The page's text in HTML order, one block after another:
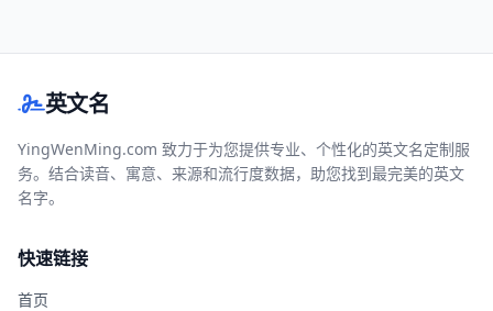
英文名
YingWenMing.com 致力于为您提供专业、个性化的英文名定制服
务。结合读音、寓意、来源和流行度数据，助您找到最完美的英文
名字。
快速链接
首页